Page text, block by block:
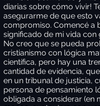
diarias sobre cómo vivir!
asegurarme de que esto
compromiso. Comencé a
significado de mi vida con
No creo que se pueda
cristianismo con lógica
científica, pero hay una
cantidad de evidencia,
en un tribunal de justicia,
persona de pensamiento
obligada a considerar (en